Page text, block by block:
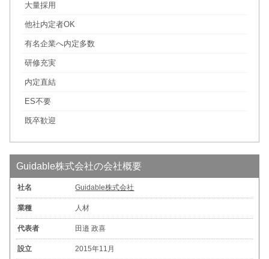
大量採用
他社内定者OK
有名企業へ内定多数
研修充実
内定直結
ES不要
既卒歓迎
Guidable株式会社の会社概要
社名 Guidable株式会社
業種 人材
代表者 田邉 政喜
設立 2015年11月